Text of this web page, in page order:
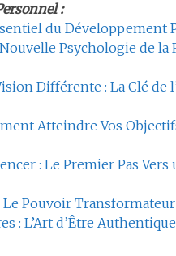
:
du Développement
Psychologie de la
Différente : La Clé de
Atteindre Vos
: Le Premier Pas
Le Pouvoir
: L’Art d’Être